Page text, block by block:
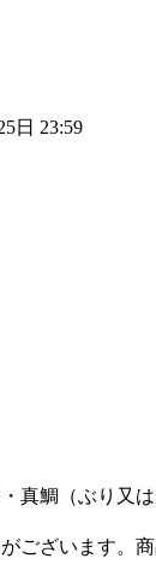
日 23:59
真鯛（ぶり又
ございます。